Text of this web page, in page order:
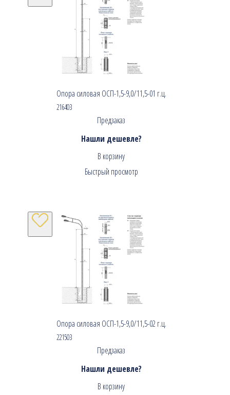
Опора силовая ОСП-1,5-9,0/11,5-01 г.ц.
216403
Предзаказ
Нашли дешевле?
В корзину
Быстрый просмотр
Опора силовая ОСП-1,5-9,0/11,5-02 г.ц.
221503
Предзаказ
Нашли дешевле?
В корзину